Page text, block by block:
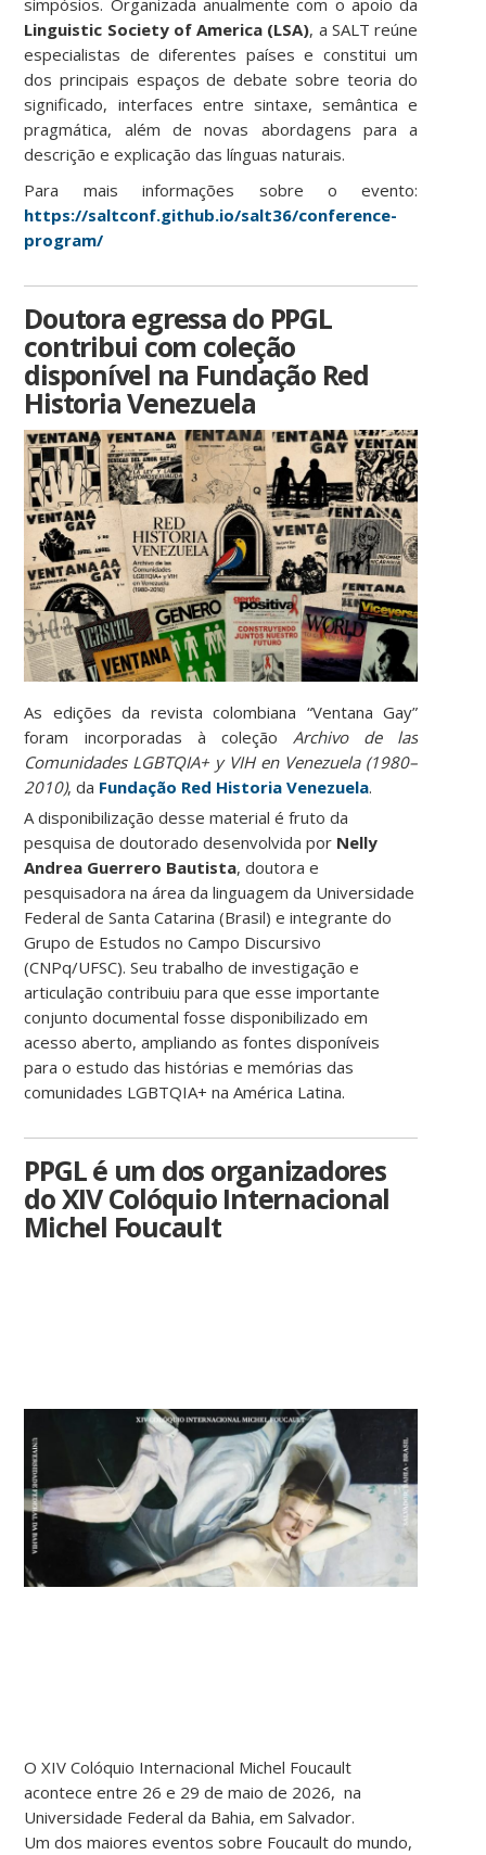
simpósios. Organizada anualmente com o apoio da
Linguistic Society of America (LSA), a SALT reúne
especialistas de diferentes países e constitui um
dos principais espaços de debate sobre teoria do
significado, interfaces entre sintaxe, semântica e
pragmática, além de novas abordagens para a
descrição e explicação das línguas naturais.
Para mais informações sobre o evento:
https://saltconf.github.io/salt36/conference-
program/
Doutora egressa do PPGL
contribui com coleção
disponível na Fundação Red
Historia Venezuela
As edições da revista colombiana “Ventana Gay”
foram incorporadas à coleção Archivo de las
Comunidades LGBTQIA+ y VIH en Venezuela (1980–
2010), da Fundação Red Historia Venezuela.
A disponibilização desse material é fruto da
pesquisa de doutorado desenvolvida por Nelly
Andrea Guerrero Bautista, doutora e
pesquisadora na área da linguagem da Universidade
Federal de Santa Catarina (Brasil) e integrante do
Grupo de Estudos no Campo Discursivo
(CNPq/UFSC). Seu trabalho de investigação e
articulação contribuiu para que esse importante
conjunto documental fosse disponibilizado em
acesso aberto, ampliando as fontes disponíveis
para o estudo das histórias e memórias das
comunidades LGBTQIA+ na América Latina.
PPGL é um dos organizadores
do XIV Colóquio Internacional
Michel Foucault
O XIV Colóquio Internacional Michel Foucault
acontece entre 26 e 29 de maio de 2026, na
Universidade Federal da Bahia, em Salvador.
Um dos maiores eventos sobre Foucault do mundo,